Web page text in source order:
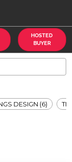
HOSTED
BUYER
DESIGN (6)